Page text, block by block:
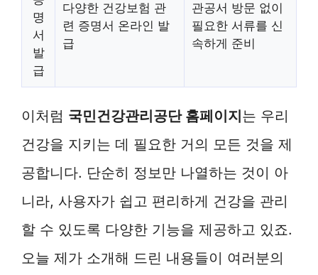
명
서
발
급
다양한 건강보험 관
련 증명서 온라인 발
급
관공서 방문 없이
필요한 서류를 신
속하게 준비
이처럼 국민건강관리공단 홈페이지는 우리
건강을 지키는 데 필요한 거의 모든 것을 제
공합니다. 단순히 정보만 나열하는 것이 아
니라, 사용자가 쉽고 편리하게 건강을 관리
할 수 있도록 다양한 기능을 제공하고 있죠.
오늘 제가 소개해 드린 내용들이 여러분의